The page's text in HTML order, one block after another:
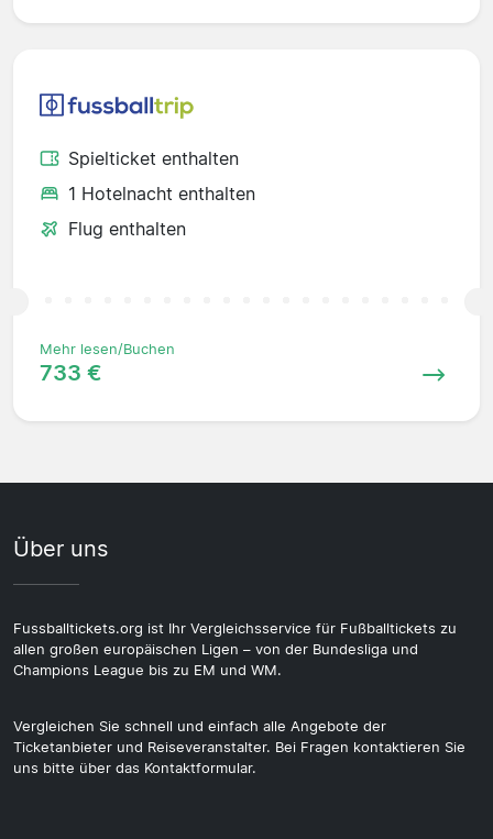
Spielticket enthalten
1 Hotelnacht enthalten
Flug enthalten
Mehr lesen/Buchen
733 €
Über uns
Fussballtickets.org ist Ihr Vergleichsservice für Fußballtickets zu
allen großen europäischen Ligen – von der Bundesliga und
Champions League bis zu EM und WM.
Vergleichen Sie schnell und einfach alle Angebote der
Ticketanbieter und Reiseveranstalter. Bei Fragen kontaktieren Sie
uns bitte über das Kontaktformular.